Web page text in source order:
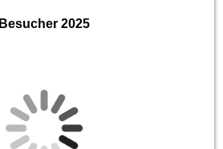
Besucher 2025